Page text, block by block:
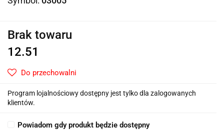
Brak towaru
12.51
Do przechowalni
Program lojalnościowy dostępny jest tylko dla zalogowanych
klientów.
Powiadom gdy produkt będzie dostępny